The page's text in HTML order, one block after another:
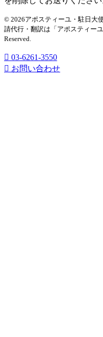
© 2026アポスティーユ・駐日大
請代行・翻訳は「アポスティー
Reserved.
03-6261-3550
お問い合わせ